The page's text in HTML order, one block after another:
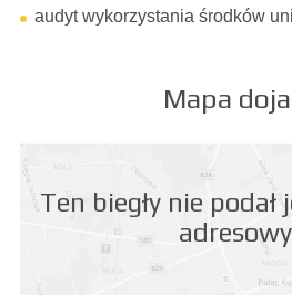
audyt wykorzystania środków
Mapa
Ten biegły nie podał